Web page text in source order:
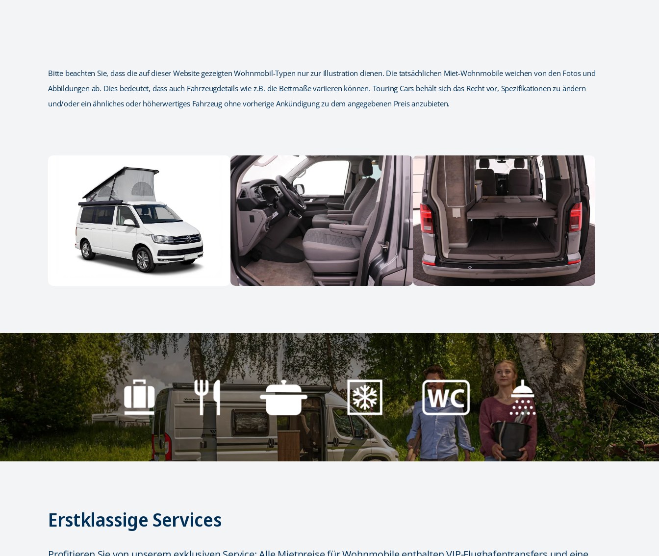
Bitte beachten Sie, dass die auf dieser Website gezeigten Wohnmobil-Typen nur zur Illustration dienen. Die tatsächlichen Miet-Wohnmobile weichen von den Fotos und
Abbildungen ab. Dies bedeutet, dass auch Fahrzeugdetails wie z.B. die Bettmaße variieren können. Touring Cars behält sich das Recht vor, Spezifikationen zu ändern
und/oder ein ähnliches oder höherwertiges Fahrzeug ohne vorherige Ankündigung zu dem angegebenen Preis anzubieten.
Erstklassige Services